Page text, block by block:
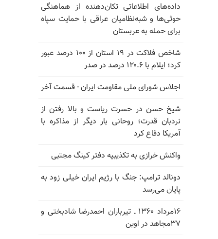
داده‌های اطلاعاتی تکان‌دهنده از هماهنگی
حوثی‌ها و شبه‌نظامیان عراقی با حمایت سپاه
برای حمله به عربستان
شاخص فلاکت در ۱۹ استان از ۱۰۰ درصد عبور
کرد؛ ایلام با ۱۲۰.۶ درصد در صدر
اجلاس شورای ملی مقاومت ایران - قسمت آخر
شیخ حسن در حسرت ریاست و بالا رفتن از
نردبان قدرت؛ روحانی بار دیگر از مذاکره با
آمریکا دفاع کرد
واکنش خرازی به تکذیبیه دفتر کینگ مجتبی
دونالد ترامپ: جنگ با رژیم ایران خیلی زود به
پایان می‌رسد
۱۶مرداد ۱۳۶۰ ـ تیرباران احمدرضا شادبختی و
۳۷مجاهد در اوین